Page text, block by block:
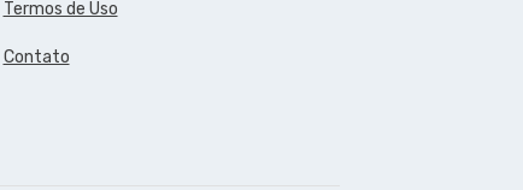
Termos de Uso
Contato